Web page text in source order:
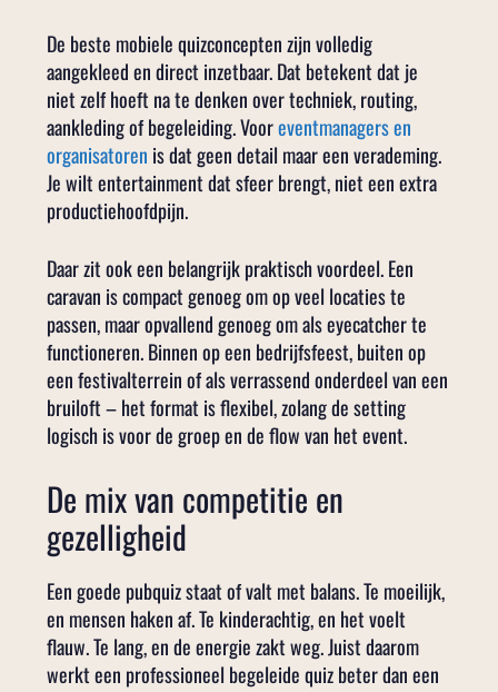
De beste mobiele quizconcepten zijn volledig
aangekleed en direct inzetbaar. Dat betekent dat je
niet zelf hoeft na te denken over techniek, routing,
aankleding of begeleiding. Vooreventmanagers en
organisatoren is dat geen detail maar een verademing.
Je wilt entertainment dat sfeer brengt, niet een extra
productiehoofdpijn.
Daar zit ook een belangrijk praktisch voordeel. Een
caravan is compact genoeg om op veel locaties te
passen, maar opvallend genoeg om als eyecatcher te
functioneren. Binnen op een bedrijfsfeest, buiten op
een festivalterrein of als verrassend onderdeel van een
bruiloft – het format is flexibel, zolang de setting
logisch is voor de groep en de flow van het event.
De mix van competitie en
gezelligheid
Een goede pubquiz staat of valt met balans. Te moeilijk,
en mensen haken af. Te kinderachtig, en het voelt
flauw. Te lang, en de energie zakt weg. Juist daarom
werkt een professioneel begeleide quiz beter dan een